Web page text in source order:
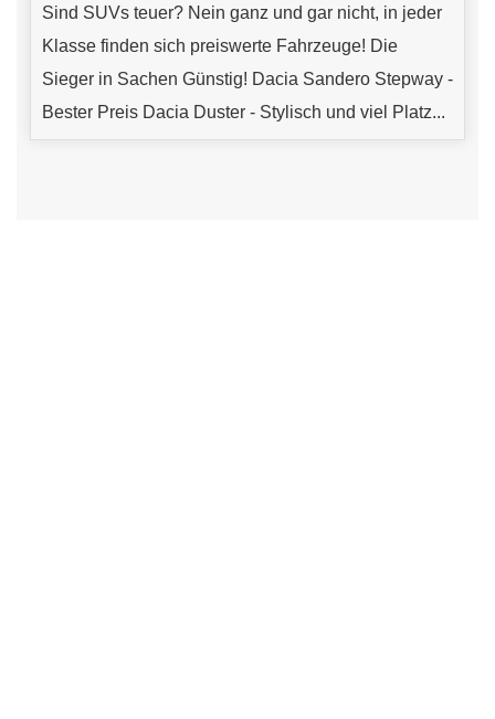
Sind SUVs teuer? Nein ganz und gar nicht, in jeder
Klasse finden sich preiswerte Fahrzeuge! Die
Sieger in Sachen Günstig! Dacia Sandero Stepway -
Bester Preis Dacia Duster - Stylisch und viel Platz...